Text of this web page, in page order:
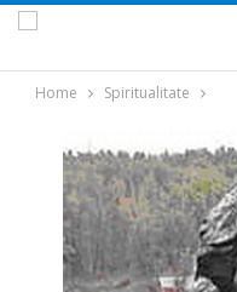
Home Spiritualitate